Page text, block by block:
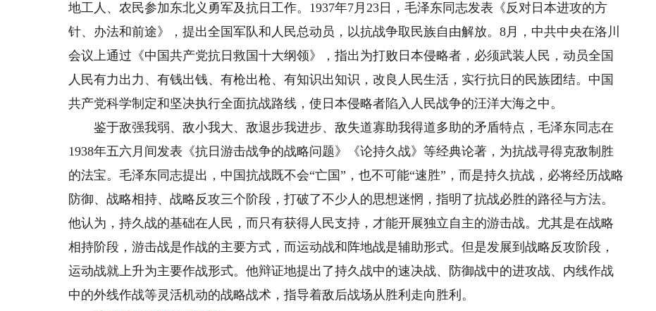
地工人、农民参加东北义勇军及抗日工作。1937年7月23日，毛泽东同志发表《反对日本进攻的方
针、办法和前途》，提出全国军队和人民总动员，以抗战争取民族自由解放。8月，中共中央在洛川
会议上通过《中国共产党抗日救国十大纲领》，指出为打败日本侵略者，必须武装人民，动员全国
人民有力出力、有钱出钱、有枪出枪、有知识出知识，改良人民生活，实行抗日的民族团结。中国
共产党科学制定和坚决执行全面抗战路线，使日本侵略者陷入人民战争的汪洋大海之中。
鉴于敌强我弱、敌小我大、敌退步我进步、敌失道寡助我得道多助的矛盾特点，毛泽东同志在
1938年五六月间发表《抗日游击战争的战略问题》《论持久战》等经典论著，为抗战寻得克敌制胜
的法宝。毛泽东同志提出，中国抗战既不会“亡国”，也不可能“速胜”，而是持久抗战，必将经历战略
防御、战略相持、战略反攻三个阶段，打破了不少人的思想迷惘，指明了抗战必胜的路径与方法。
他认为，持久战的基础在人民，而只有获得人民支持，才能开展独立自主的游击战。尤其是在战略
相持阶段，游击战是作战的主要方式，而运动战和阵地战是辅助形式。但是发展到战略反攻阶段，
运动战就上升为主要作战形式。他辩证地提出了持久战中的速决战、防御战中的进攻战、内线作战
中的外线作战等灵活机动的战略战术，指导着敌后战场从胜利走向胜利。